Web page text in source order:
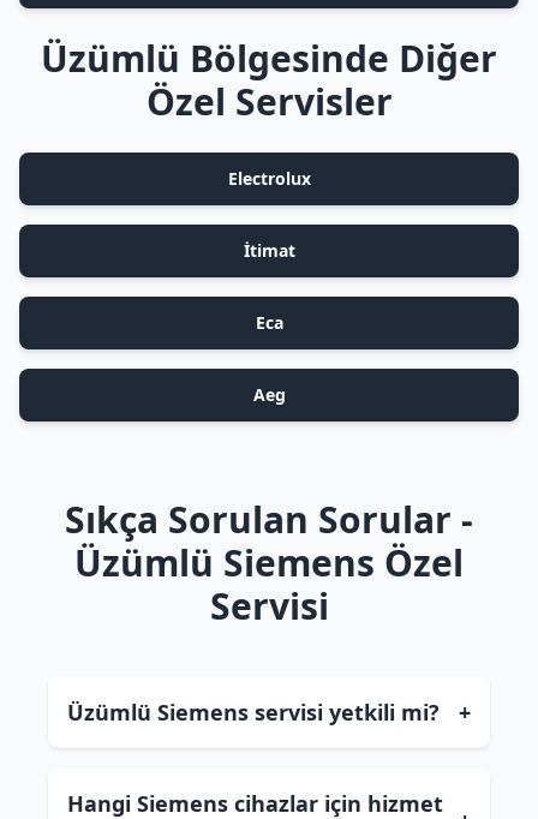
Üzümlü Bölgesinde Diğer
Özel Servisler
Electrolux
İtimat
Eca
Aeg
Sıkça Sorulan Sorular -
Üzümlü Siemens Özel
Servisi
Üzümlü Siemens servisi yetkili mi? +
Hangi Siemens cihazlar için hizmet